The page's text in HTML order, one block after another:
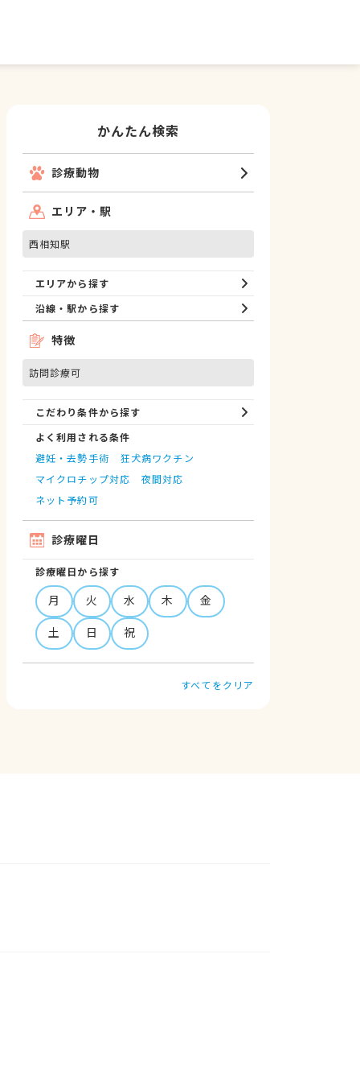
かんたん検索
診療動物
エリア・駅
西相知駅
エリアから探す
沿線・駅から探す
特徴
訪問診療可
こだわり条件から探す
よく利用される条件
避妊・去勢手術
狂犬病ワクチン
マイクロチップ対応
夜間対応
ネット予約可
診療曜日
診療曜日から探す
月 火 水 木
金
土
日 祝
すべてをクリア